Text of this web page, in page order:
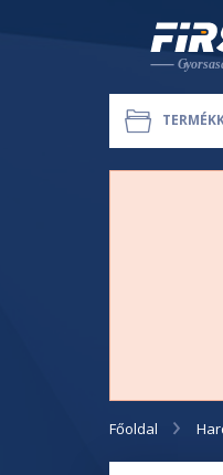
Főoldal